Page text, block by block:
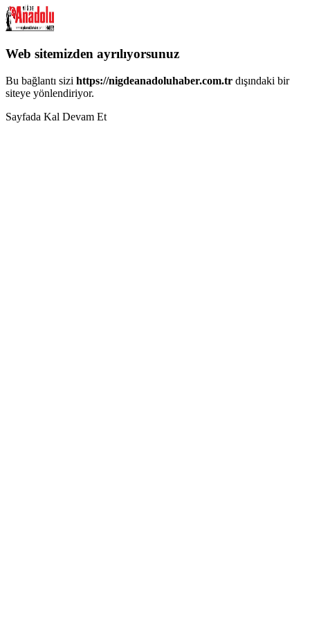
Web sitemizden ayrılıyorsunuz
Bu bağlantı sizi https://nigdeanadoluhaber.com.tr dışındaki bir
siteye yönlendiriyor.
Sayfada Kal Devam Et